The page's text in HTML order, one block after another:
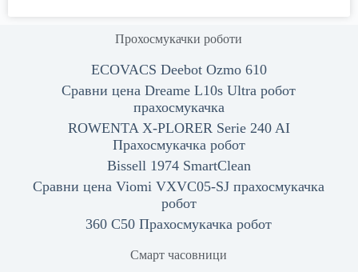
Прохосмукачки роботи
ECOVACS Deebot Ozmo 610
Сравни цена Dreame L10s Ultra робот
прахосмукачка
ROWENTA X-PLORER Serie 240 AI
Прахосмукачка робот
Bissell 1974 SmartClean
Сравни цена Viomi VXVC05-SJ прахосмукачка
робот
360 C50 Прахосмукачка робот
Смарт часовници